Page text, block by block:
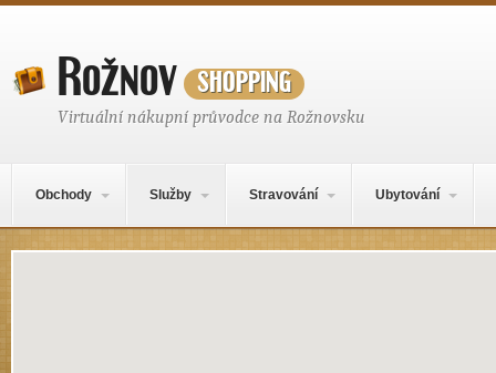
Rožnovshopping
Virtuální nákupní průvodce na Rožnovsku
Obchody Služby Stravování Ubytování
Mapa obsahu